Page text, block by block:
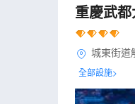
重慶武
城東街道
全部設施>